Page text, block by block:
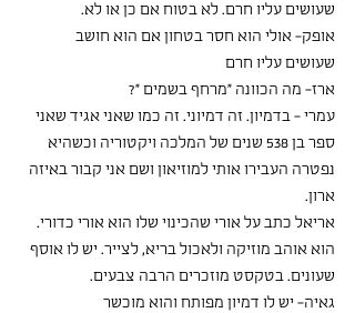
שעושים עליו חרם. לא בטוח אם כן או לא.
אופק- אולי הוא חסר בטחון אם הוא חושב
שעושים עליו חרם
ארז- מה הכוונה "מרחף בשמים "?
עמרי - בדמיון. זה דמיוני. זה כמו שאני אגיד שאני
ספר בן 538 שנים של המלכה ויקטוריה וכשהיא
נפטרה העבירו אותי למוזיאון ושם אני קבור באיזה
ארון.
אריאל כתב על אורי שהכינוי שלו הוא אורי כדורי.
הוא אוהב מוזיקה ולאכול בריא, לצייר. יש לו אוסף
שעונים. בטקסט מוזכרים הרבה צבעים.
גאיה- יש לו דמיון מפותח והוא מוכשר